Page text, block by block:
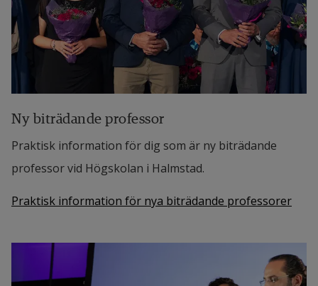
Ny biträdande professor
Praktisk information för dig som är ny biträdande
professor vid Högskolan i Halmstad.
Praktisk information för nya biträdande professorer